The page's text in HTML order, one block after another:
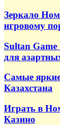
Зеркало
игровому
Sultan
для
Самые
Казахстана
Играть в
Казино